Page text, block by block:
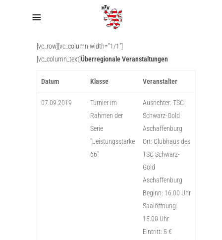
[vc_row][vc_column width=”1/1″]
[vc_column_text]Überregionale Veranstaltungen
Datum Klasse Veranstalter
07.09.2019
Turnier im
Rahmen der
Serie
"Leistungsstarke
66"
Ausrichter: TSC
Schwarz-Gold
Aschaffenburg
Ort: Clubhaus des
TSC Schwarz-
Gold
Aschaffenburg
Beginn: 16.00 Uhr
Saalöffnung:
15.00 Uhr
Eintritt: 5 €